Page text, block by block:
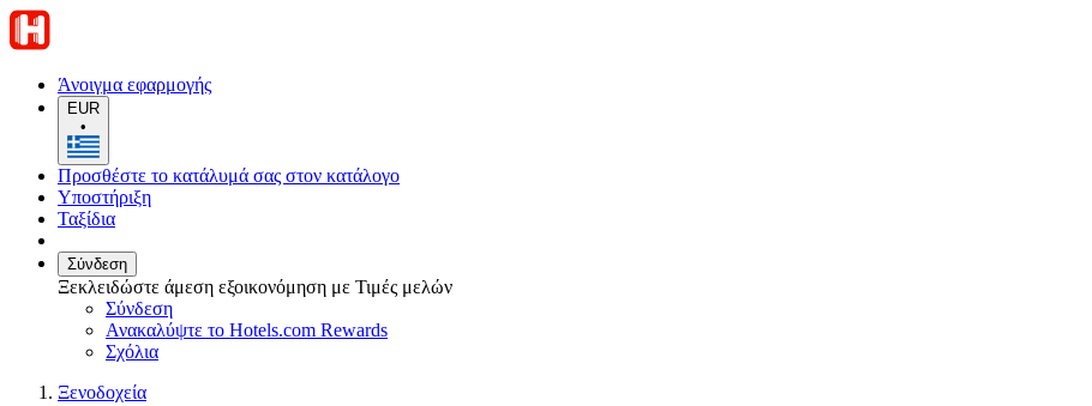
Άνοιγμα εφαρμογής
EUR
•
Προσθέστε το κατάλυμά σας στον κατάλογο
Υποστήριξη
Ταξίδια
Σύνδεση
Ξεκλειδώστε άμεση εξοικονόμηση με Τιμές μελών
Σύνδεση
Ανακαλύψτε το Hotels.com Rewards
Σχόλια
Ξενοδοχεία